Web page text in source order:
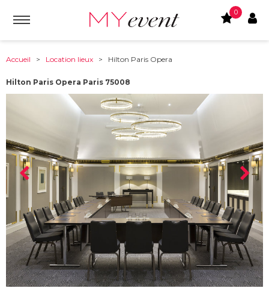
0
Accueil > Location lieux > Hilton Paris Opera
Hilton Paris Opera Paris 75008
75008-Paris À partir de :
1500 €H.T